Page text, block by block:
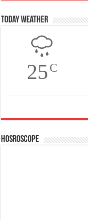
Today Weather
25C
Hosroscope